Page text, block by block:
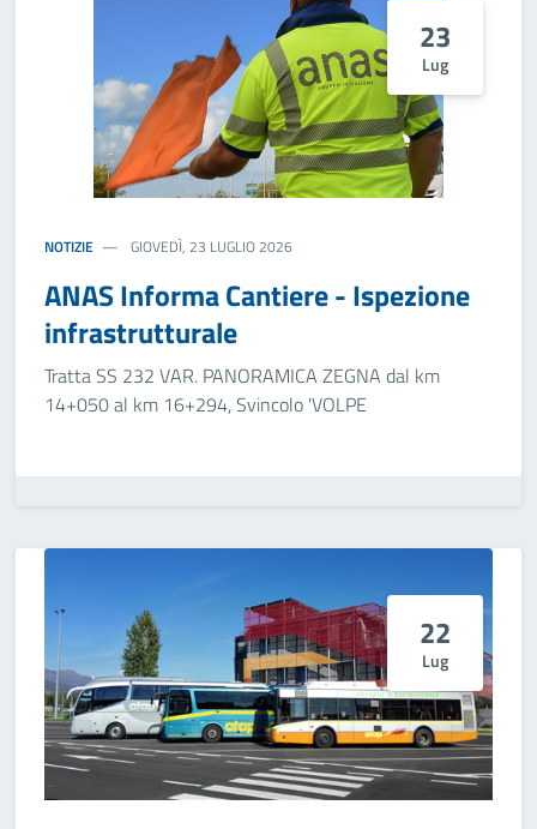
23
Lug
NOTIZIE GIOVEDÌ, 23 LUGLIO 2026
ANAS Informa Cantiere - Ispezione
infrastrutturale
Tratta SS 232 VAR. PANORAMICA ZEGNA dal km
14+050 al km 16+294, Svincolo 'VOLPE
22
Lug